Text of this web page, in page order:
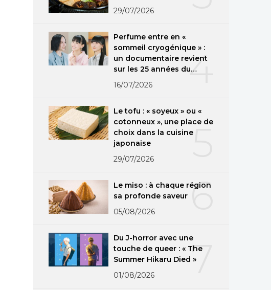
29/07/2026
4
Perfume entre en «
sommeil cryogénique » :
un documentaire revient
sur les 25 années du
groupe
16/07/2026
5
Le tofu : « soyeux » ou «
cotonneux », une place de
choix dans la cuisine
japonaise
29/07/2026
6
Le miso : à chaque région
sa profonde saveur
05/08/2026
7
Du J-horror avec une
touche de queer : « The
Summer Hikaru Died »
01/08/2026